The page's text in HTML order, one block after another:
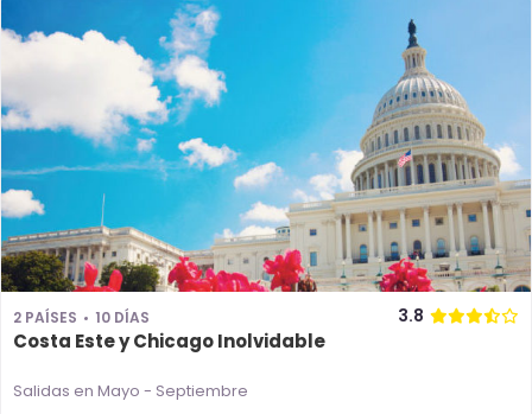
2 PAÍSES 10 DÍAS 3.8
Costa Este y Chicago Inolvidable
Salidas en Mayo - Septiembre